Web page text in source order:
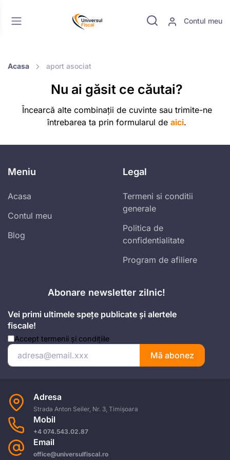
Contul meu
Acasa aport asociat
Nu ai găsit ce căutai?
Încearcă alte combinații de cuvinte sau trimite-ne
întrebarea ta prin formularul de aici.
Meniu
Acasa
Contul meu
Blog
Legal
Termeni si conditii
generale
Politica de
confidentialitate
Program de afiliere
Abonare newsletter zilnic!
Vei primi ultimele spețe publicate și alertele
fiscale!
Accept termenii și condițiile
Mă abonez
Adresa
Strada Anton Seiler, Nr. 3, Timișoara
Mobil
+4 074.543.02.87
Email
office@universulfiscal.ro